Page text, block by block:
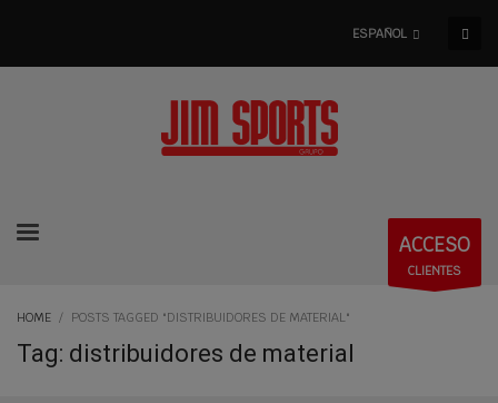
ESPAÑOL
ACCESO
CLIENTES
HOME POSTS TAGGED "DISTRIBUIDORES DE MATERIAL"
Tag: distribuidores de material